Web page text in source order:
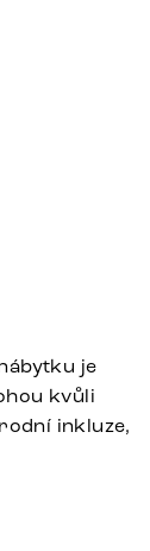
je
kvůli
inkluze,